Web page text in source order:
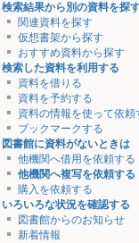
検索結果から別の資料を探
関連資料を探す
仮想書架から探す
おすすめ資料から探す
検索した資料を利用する
資料を借りる
資料を予約する
資料の情報を使って依頼
ブックマークする
図書館に資料がないときは
他機関へ借用を依頼する
他機関へ複写を依頼する
購入を依頼する
いろいろな状況を確認する
図書館からのお知らせ
新着情報